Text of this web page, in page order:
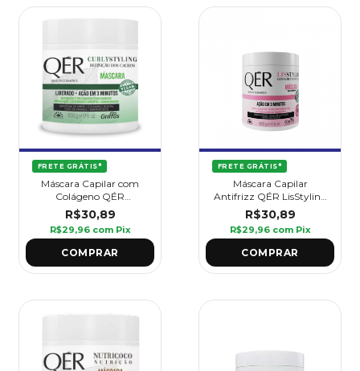
FRETE GRÁTIS*
Máscara Capilar com
Colágeno QÉR
CurlyStyling 500 g -
Griffus
R$30,89
R$29,96 com Pix
FRETE GRÁTIS*
Máscara Capilar
Antifrizz QÉR LisStyling
500 g - Griffus
R$30,89
R$29,96 com Pix